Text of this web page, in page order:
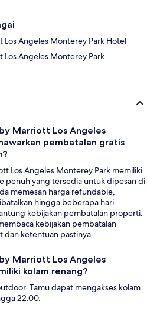
Angeles Monterey Park Hotel
Angeles Monterey Park
Marriott Los Angeles
pembatalan gratis
Los Angeles Monterey Park memiliki
penuh yang tersedia untuk dipesan di
memesan harga refundable,
hingga beberapa hari
kebijakan pembatalan properti.
kebijakan pembatalan
dan ketentuan pastinya.
Marriott Los Angeles
kolam renang?
Tamu dapat mengakses kolam
22.00.